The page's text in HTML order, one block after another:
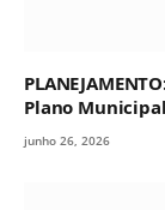
Plano
junho 26, 2026